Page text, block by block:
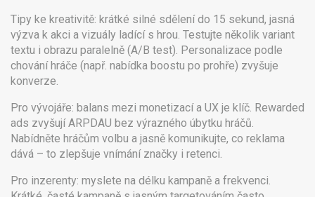
Tipy ke kreativitě: krátké silné sdělení do 15 sekund, jasná
výzva k akci a vizuály ladící s hrou. Testujte několik variant
textu i obrazu paralelně (A/B test). Personalizace podle
chování hráče (např. nabídka boostu po prohře) zvyšuje
konverze.
Pro vývojáře: balans mezi monetizací a UX je klíč. Rewarded
ads zvyšují ARPDAU bez výrazného úbytku hráčů.
Nabídněte hráčům volbu a jasně komunikujte, co reklama
dává – to zlepšuje vnímání značky i retenci.
Pro inzerenty: myslete na délku kampaně a frekvenci.